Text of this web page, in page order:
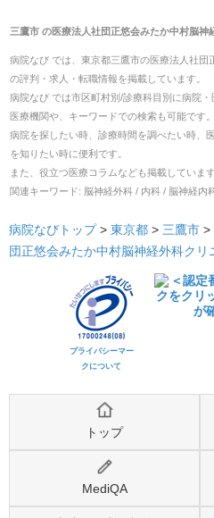
三鷹市の医療法人社団正悠会みたか中村脳神
病院なび では、 東京都三鷹市の医療法人社団
の評判・求人・転職情報を掲載しています。
病院なび では市区町村別/診療科目別に病院
医療機関や、キーワードでの検索も可能です。
病院を探したい時、診療時間を調べたい時、
を知りたい時に便利です。
また、役立つ医療コラムなども掲載していま
関連キーワード: 脳神経外科 / 内科 / 脳神経内
病院なびトップ > 東京都 > 三鷹市 >
団正悠会みたか中村脳神経外科クリ
プライバシーマー
クについて
トップ
MediQA